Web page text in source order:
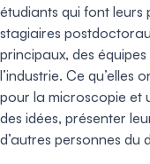
étudiants qui font leurs
stagiaires
principaux, des
l’industrie. Ce qu’elles
pour la microscopie et
des idées, présenter
d’autres personnes du